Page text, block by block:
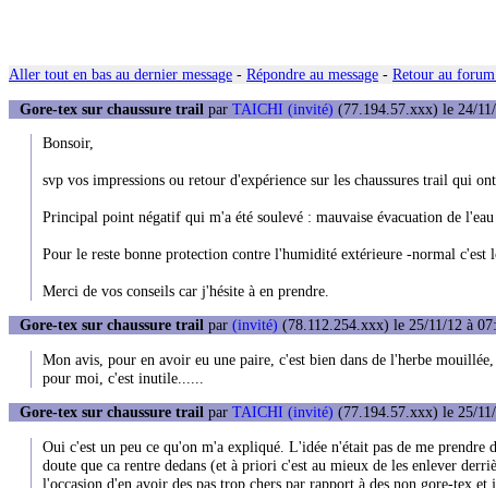
Aller tout en bas au dernier message - Répondre au message - Retour au
Gore-tex sur chaussure trail par TAICHI (invité) (77.194.57.xxx) le 24/
Bonsoir,
svp vos impressions ou retour d'expérience sur les chaussures trail qui
Principal point négatif qui m'a été soulevé : mauvaise évacuation de l'eau
Pour le reste bonne protection contre l'humidité extérieure -normal c'est
Merci de vos conseils car j'hésite à en prendre.
Gore-tex sur chaussure trail par (invité) (78.112.254.xxx) le 25/11/12 à
Mon avis, pour en avoir eu une paire, c'est bien dans de l'herbe
pour moi, c'est inutile......
Gore-tex sur chaussure trail par TAICHI (invité) (77.194.57.xxx) le 25/
Oui c'est un peu ce qu'on m'a expliqué. L'idée n'était pas de me prendre
doute que ca rentre dedans (et à priori c'est au mieux de les enlever
l'occasion d'en avoir des pas trop chers par rapport à des non gore-tex